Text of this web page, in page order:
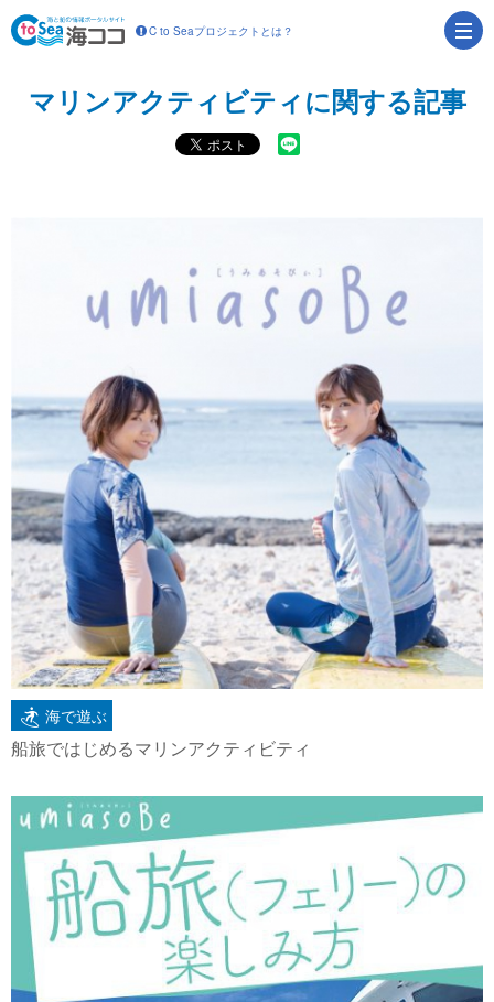
C to Seaプロジェクトとは？
マリンアクティビティに関する記事
海で遊ぶ
船旅ではじめるマリンアクティビティ